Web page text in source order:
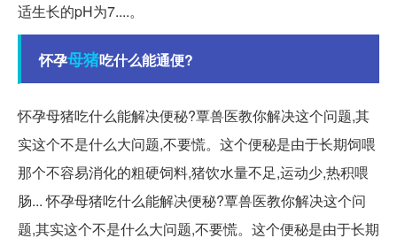
适生长的pH为7....。
怀孕母猪吃什么能通便?
怀孕母猪吃什么能解决便秘?覃兽医教你解决这个问题,其
实这个不是什么大问题,不要慌。这个便秘是由于长期饲喂
那个不容易消化的粗硬饲料,猪饮水量不足,运动少,热积喂
肠... 怀孕母猪吃什么能解决便秘?覃兽医教你解决这个问
题,其实这个不是什么大问题,不要慌。这个便秘是由于长期